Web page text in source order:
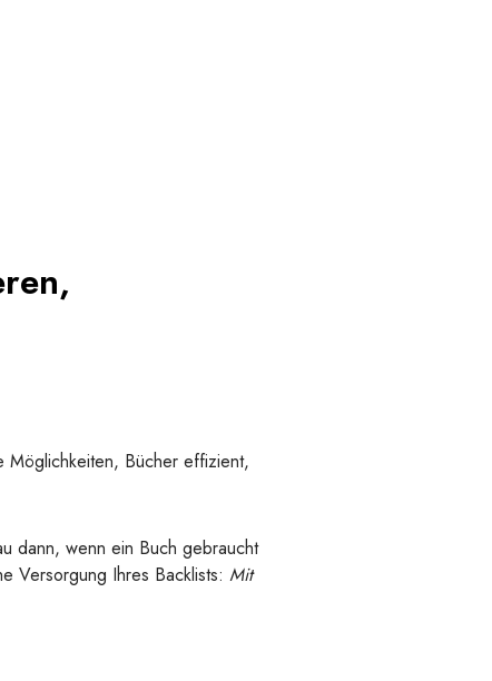
Bücher effizient,
dann, wenn ein Buch gebraucht
Versorgung Ihres Backlists: Mit